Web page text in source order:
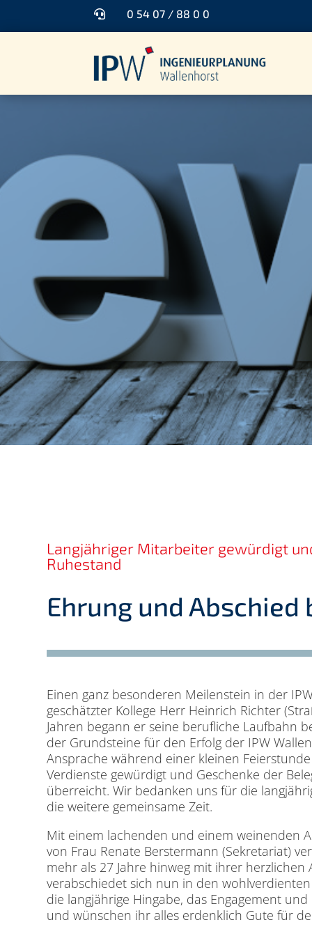
 0 54 07 / 88 0 0
Langjähriger Mitarbeiter gewürdigt
Ruhestand
Ehrung und Abschied
Einen ganz besonderen Meilenstein in der
geschätzter Kollege Herr Heinrich Richter
Jahren begann er seine berufliche Laufbahn
der Grundsteine für den Erfolg der IPW
Ansprache während einer kleinen
Verdienste gewürdigt und Geschenke der
überreicht. Wir bedanken uns für die
die weitere gemeinsame Zeit.
Mit einem lachenden und einem weinenden
von Frau Renate Berstermann (Sekretariat)
mehr als 27 Jahre hinweg mit ihrer
verabschiedet sich nun in den
die langjährige Hingabe, das Engagement
und wünschen ihr alles erdenklich Gute für